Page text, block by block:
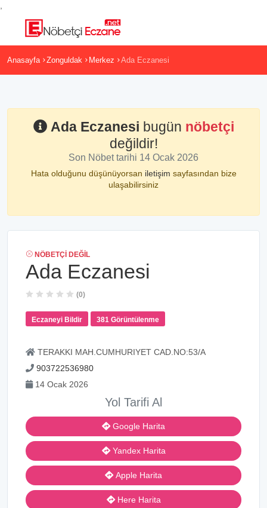
Anasayfa Zonguldak Merkez Ada Eczanesi
Ada Eczanesi bugün nöbetçi
değildir!
Son Nöbet tarihi 14 Ocak 2026
Hata olduğunu düşünüyorsan iletişim sayfasından bize
ulaşabilirsiniz
NÖBETÇI DEĞIL
Ada Eczanesi
(0)
Eczaneyi Bildir 381 Görüntülenme
TERAKKI MAH.CUMHURIYET CAD.NO:53/A
903722536980
14 Ocak 2026
Yol Tarifi Al
Google Harita
Yandex Harita
Apple Harita
Here Harita